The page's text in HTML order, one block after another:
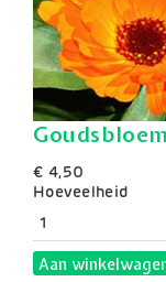
Goudsbloem
€ 4,50
Hoeveelheid
Aan